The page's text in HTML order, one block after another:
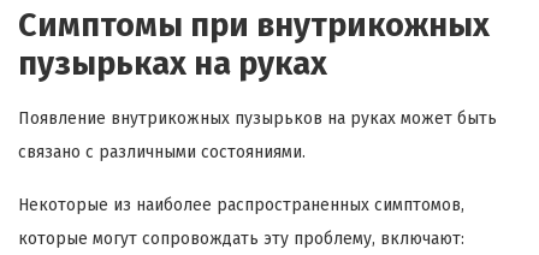
Симптомы при внутрикожных
пузырьках на руках
Появление внутрикожных пузырьков на руках может быть
связано с различными состояниями.
Некоторые из наиболее распространенных симптомов,
которые могут сопровождать эту проблему, включают: